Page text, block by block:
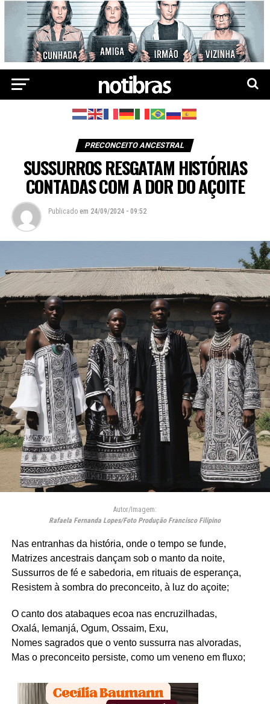
PRECONCEITO ANCESTRAL
SUSSURROS RESGATAM HISTÓRIAS
CONTADAS COM A DOR DO AÇOITE
Publicado em 24/09/2024 - 09:52
Autor/Imagem:
Rafaela Fernanda Lopes/Foto Produção Francisco Filipino
Nas entranhas da história, onde o tempo se funde,
Matrizes ancestrais dançam sob o manto da noite,
Sussurros de fé e sabedoria, em rituais de esperança,
Resistem à sombra do preconceito, à luz do açoite;
O canto dos atabaques ecoa nas encruzilhadas,
Oxalá, Iemanjá, Ogum, Ossaim, Exu,
Nomes sagrados que o vento sussurra nas alvoradas,
Mas o preconceito persiste, como um veneno em fluxo;